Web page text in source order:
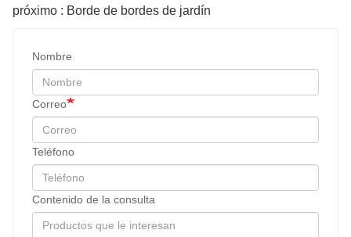
próximo : Borde de bordes de jardín
Nombre
Correo
Teléfono
Contenido de la consulta